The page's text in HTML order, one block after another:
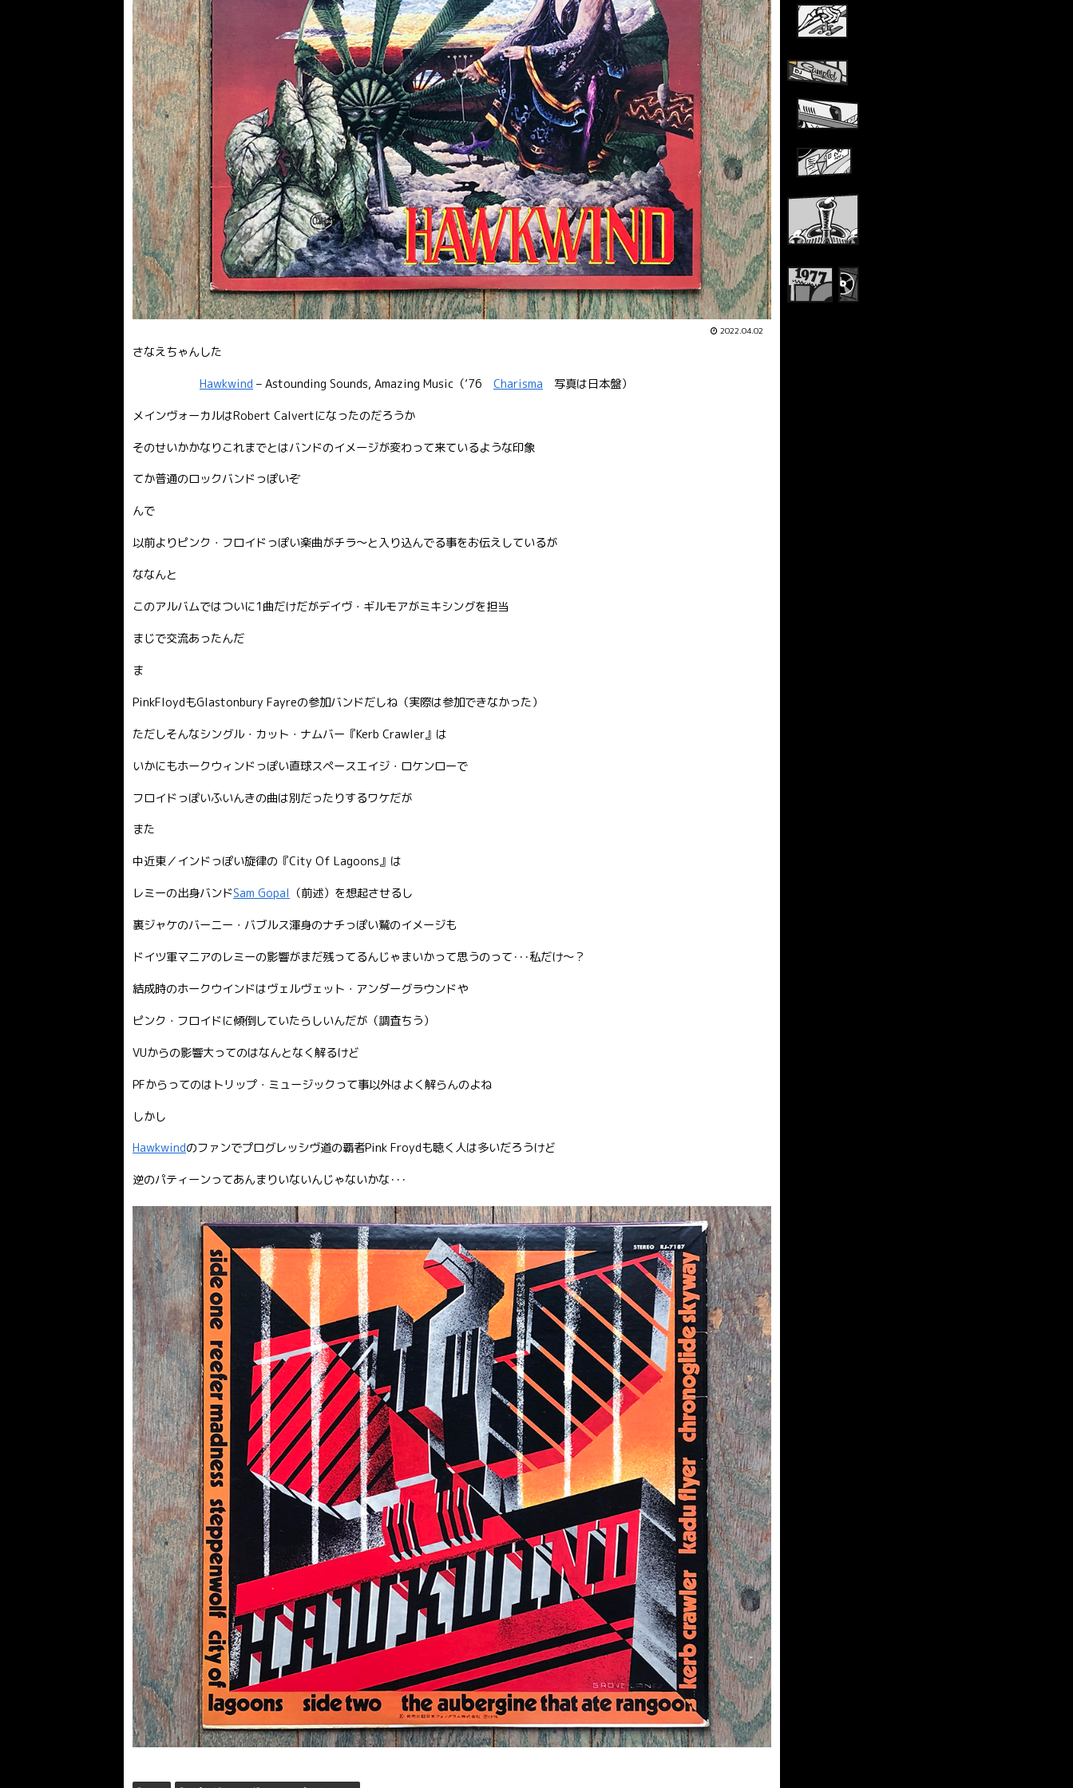
2022.04.02
さなえちゃんした
Hawkwind – Astounding Sounds, Amazing Music（’76 Charisma 写真は日本盤）
メインヴォーカルはRobert Calvertになったのだろうか
そのせいかかなりこれまでとはバンドのイメージが変わって来ているような印象
てか普通のロックバンドっぽいぞ
んで
以前よりピンク・フロイドっぽい楽曲がチラ〜と入り込んでる事をお伝えしているが
ななんと
このアルバムではついに1曲だけだがデイヴ・ギルモアがミキシングを担当
まじで交流あったんだ
ま
PinkFloydもGlastonbury Fayreの参加バンドだしね（実際は参加できなかった）
ただしそんなシングル・カット・ナムバー『Kerb Crawler』は
いかにもホークウィンドっぽい直球スペースエイジ・ロケンローで
フロイドっぽいふいんきの曲は別だったりするワケだが
また
中近東／インドっぽい旋律の『City Of Lagoons』は
レミーの出身バンドSam Gopal （前述）を想起させるし
裏ジャケのバーニー・バブルス渾身のナチっぽい鷲のイメージも
ドイツ軍マニアのレミーの影響がまだ残ってるんじゃまいかって思うのって･･･私だけ〜？
結成時のホークウインドはヴェルヴェット・アンダーグラウンドや
ピンク・フロイドに傾倒していたらしいんだが（調査ちう）
VUからの影響大ってのはなんとなく解るけど
PFからってのはトリップ・ミュージックって事以外はよく解らんのよね
しかし
Hawkwindのファンでプログレッシヴ道の覇者Pink Froydも聴く人は多いだろうけど
逆のパティーンってあんまりいないんじゃないかな･･･